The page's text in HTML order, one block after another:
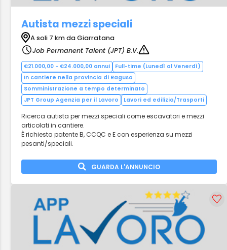
Autista mezzi speciali
A soli 7 km da Giarratana
Job Permanent Talent (JPT) B.V.
€21.000,00 - €24.000,00 annui
Full-time (Lunedì al Venerdì)
In cantiere nella provincia di Ragusa
Somministrazione a tempo determinato
JPT Group Agenzia per il Lavoro
Lavori ed edilizia/Trasporti
Ricerca autista per mezzi speciali come escavatori e mezzi
articolati in cantiere.
È richiesta patente B, CCQC e E con esperienza su mezzi
pesanti/speciali.
GUARDA L'ANNUNCIO